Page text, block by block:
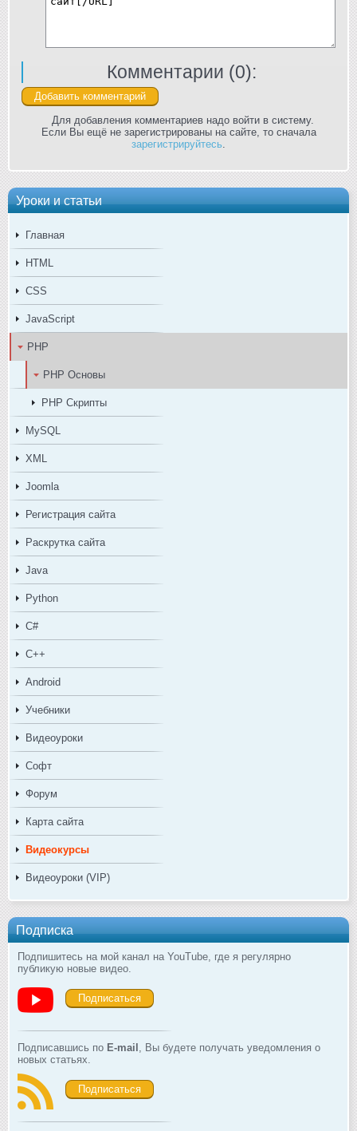
Уроки и статьи
Главная
HTML
CSS
JavaScript
PHP
PHP Основы
PHP Скрипты
MySQL
XML
Joomla
Регистрация сайта
Раскрутка сайта
Java
Python
C#
C++
Android
Учебники
Видеоуроки
Софт
Форум
Карта сайта
Видеокурсы
Видеоуроки (VIP)
Подписка
Подпишитесь на мой канал на YouTube, где я регулярно
публикую новые видео.
Подписаться
Подписавшись по E-mail , Вы будете получать уведомления о
новых статьях.
Подписаться
Комментарии (0):
Для добавления комментариев надо войти в систему.
Если Вы ещё не зарегистрированы на сайте, то сначала
зарегистрируйтесь